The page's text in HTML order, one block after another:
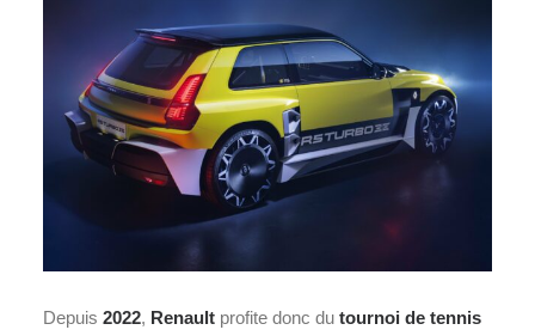
Depuis 2022, Renault profite donc du tournoi de tennis